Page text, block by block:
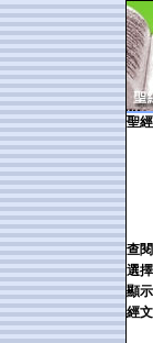
聖
查
選
顯
經